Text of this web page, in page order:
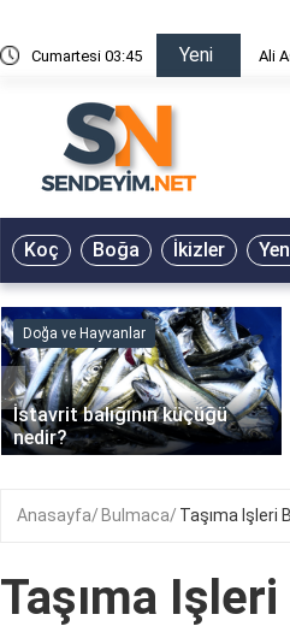
Cumartesi 03:45 Yeni Ali
Koç Boğa İkizler
Doğa ve Hayvanlar
İstavrit balığının küçüğü
nedir?
‹
Anasayfa Bulmaca Taşıma Işleri
Taşıma